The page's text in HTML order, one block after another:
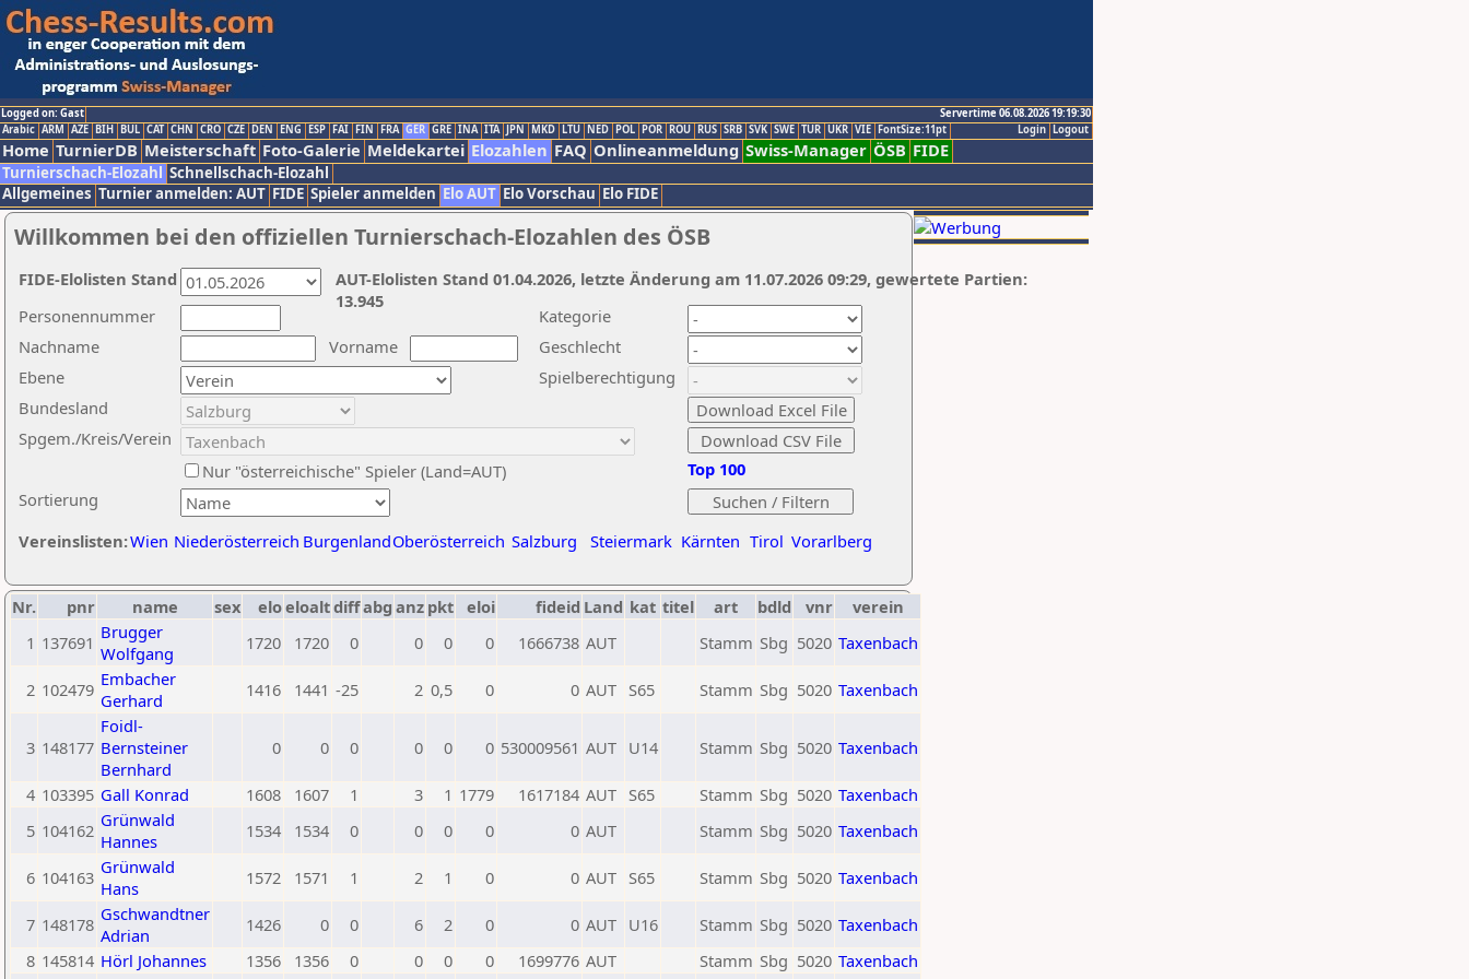
Logged on: Gast
Servertime 06.08.2026 19:19:30
Logout
Login
Arabic ARM AZE BIH BUL CAT CHN CRO CZE DEN ENG ESP FAI FIN FRA GER GRE INA ITA JPN MKD LTU NED POL POR ROU RUS SRB SVK SWE TUR UKR VIE FontSize:11pt
Home TurnierDB Meisterschaft Foto-Galerie Meldekartei Elozahlen FAQ Onlineanmeldung Swiss-Manager ÖSB FIDE
Turnierschach-Elozahl Schnellschach-Elozahl
Allgemeines Turnier anmelden: AUT FIDE Spieler anmelden Elo AUT Elo Vorschau Elo FIDE
Willkommen bei den offiziellen Turnierschach-Elozahlen des ÖSB
Nachname
Vorname
Ebene
Kategorie
Sortierung
Personennummer
Bundesland
Spgem./Kreis/Verein
Geschlecht
Nur "österreichische" Spieler (Land=AUT)
Spielberechtigung
Vereinslisten:Wien Niederösterreich BurgenlandOberösterreich Salzburg Steiermark Kärnten Tirol Vorarlberg
Top 100
AUT-Elolisten Stand 01.04.2026, letzte Änderung am 11.07.2026 09:29, gewertete Partien:
13.945
FIDE-Elolisten Stand
Nr. pnr name sex eloeloaltdiffabg anz pkt eloi fideid Land kat titel art bdld vnr
verein
1 137691 Brugger
Wolfgang
1720 1720 0 0 0 0 1666738 AUT Stamm Sbg 5020 Taxenbach
2 102479 Embacher
Gerhard
1416 1441 -25 2 0,5 0 0 AUT S65 Stamm Sbg 5020 Taxenbach
3 148177
Foidl-
Bernsteiner
Bernhard
0 0 0 0 0 0 530009561 AUT U14 Stamm Sbg 5020 Taxenbach
4 103395 Gall Konrad 1608 1607 1 3 1 1779 1617184 AUT S65 Stamm Sbg 5020 Taxenbach
5 104162 Grünwald
Hannes
1534 1534 0 0 0 0 0 AUT Stamm Sbg 5020 Taxenbach
6 104163 Grünwald
Hans
1572 1571 1 2 1 0 0 AUT S65 Stamm Sbg 5020 Taxenbach
7 148178 Gschwandtner
Adrian
1426 0 0 6 2 0 0 AUT U16 Stamm Sbg 5020 Taxenbach
8 145814 Hörl Johannes 1356 1356 0 0 0 0 1699776 AUT Stamm Sbg 5020 Taxenbach